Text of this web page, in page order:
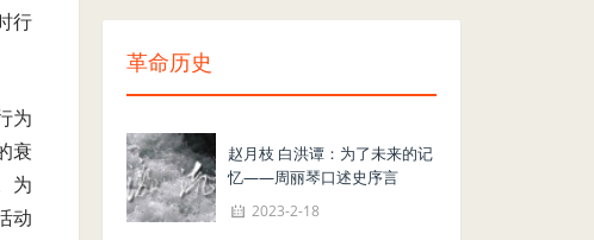
行
为
衰
为
动
革命历史
赵月枝 白洪谭：为了未来的记
忆——周丽琴口述史序言
2023-2-18